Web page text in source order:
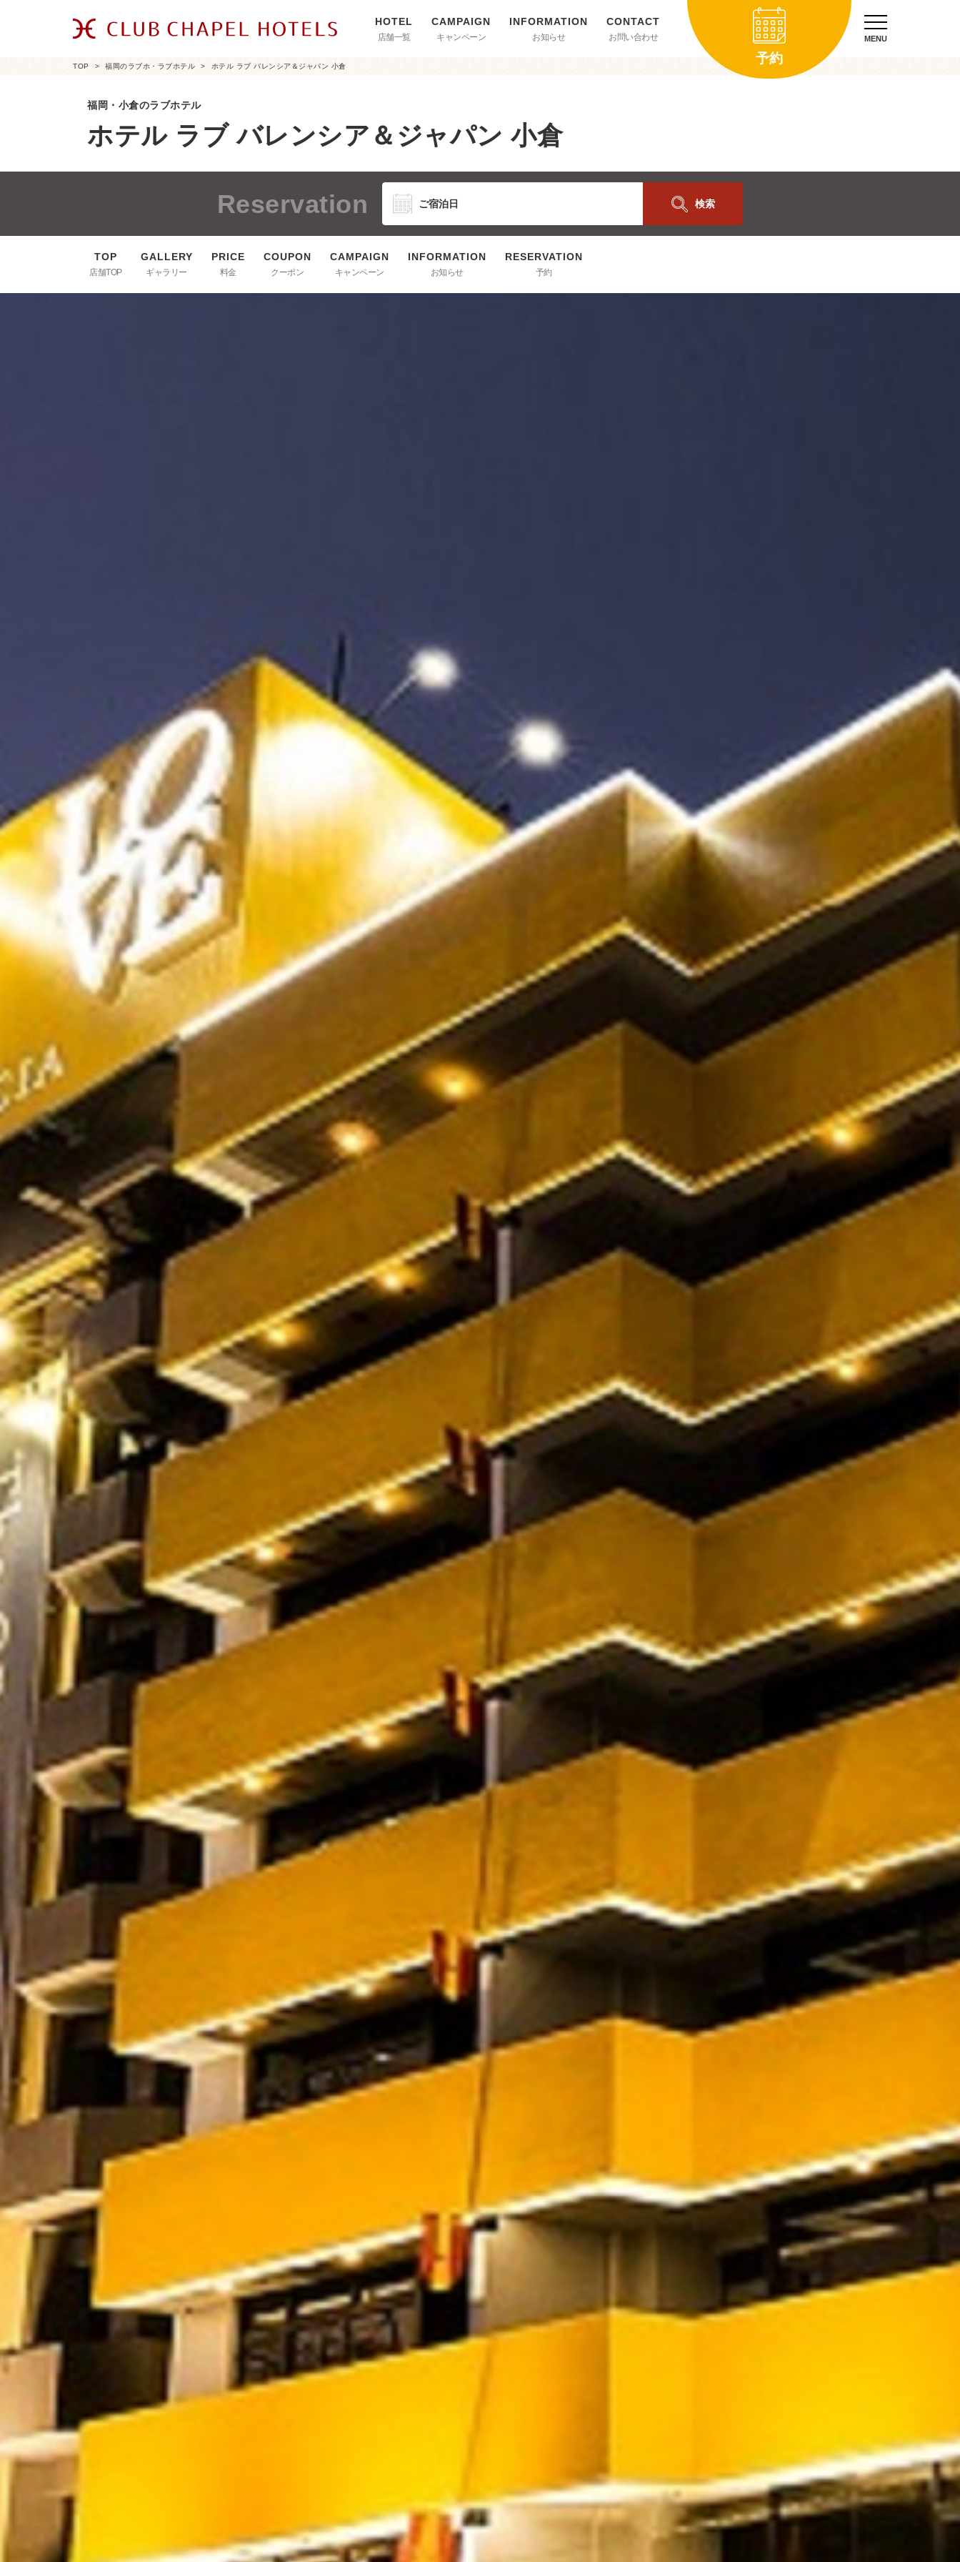
店舗一覧 キャンペーン お知らせ お問い合わせ
予約
MENU
TOP 福岡のラブホ・ラブホテル ホテル ラブ バレンシア＆ジャパン 小倉
福岡・小倉のラブホテル
ホテル ラブ バレンシア＆ジャパン 小倉
Reservation 検索
店舗TOP ギャラリー 料金 クーポン キャンペーン お知らせ 予約